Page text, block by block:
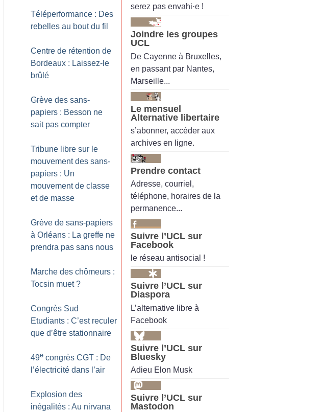
Téléperformance : Des
rebelles au bout du fil
Centre de rétention de
Bordeaux : Laissez-le
brûlé
Grève des sans-
papiers : Besson ne
sait pas compter
Tribune libre sur le
mouvement des sans-
papiers : Un
mouvement de classe
et de masse
Grève de sans-papiers
à Orléans : La greffe ne
prendra pas sans nous
Marche des chômeurs :
Tocsin muet ?
Congrès Sud
Etudiants : C’est reculer
que d’être stationnaire
49e congrès CGT : De
l’électricité dans l’air
Explosion des
inégalités : Au nirvana
serez pas envahi·e !
Joindre les groupes
UCL
De Cayenne à Bruxelles,
en passant par Nantes,
Marseille...
Le mensuel
Alternative libertaire
s’abonner, accéder aux
archives en ligne.
Prendre contact
Adresse, courriel,
téléphone, horaires de la
permanence...
Suivre l’UCL sur
Facebook
le réseau antisocial !
Suivre l’UCL sur
Diaspora
L’alternative libre à
Facebook
Suivre l’UCL sur
Bluesky
Adieu Elon Musk
Suivre l’UCL sur
Mastodon